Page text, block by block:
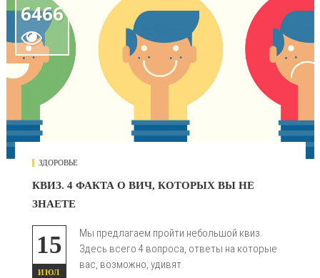
6466

ЗДОРОВЬЕ
КВИЗ. 4 ФАКТА О ВИЧ, КОТОРЫХ ВЫ НЕ
ЗНАЕТЕ
15
ИЮЛ
Мы предлагаем пройти небольшой квиз.
Здесь всего 4 вопроса, ответы на которые
вас, возможно, удивят.